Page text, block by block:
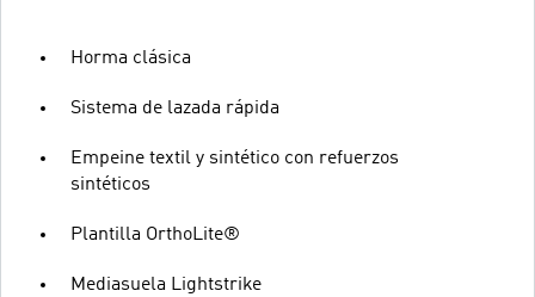
Horma clásica
Sistema de lazada rápida
Empeine textil y sintético con refuerzos
sintéticos
Plantilla OrthoLite®
Mediasuela Lightstrike